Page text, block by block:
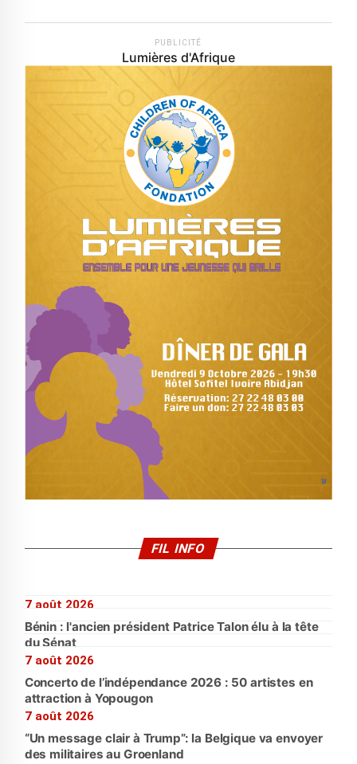
PUBLICITÉ
Lumières d'Afrique
FIL INFO
7 août 2026
Bénin : l'ancien président Patrice Talon élu à la tête
du Sénat
7 août 2026
Concerto de l’indépendance 2026 : 50 artistes en
attraction à Yopougon
7 août 2026
“Un message clair à Trump”: la Belgique va envoyer
des militaires au Groenland